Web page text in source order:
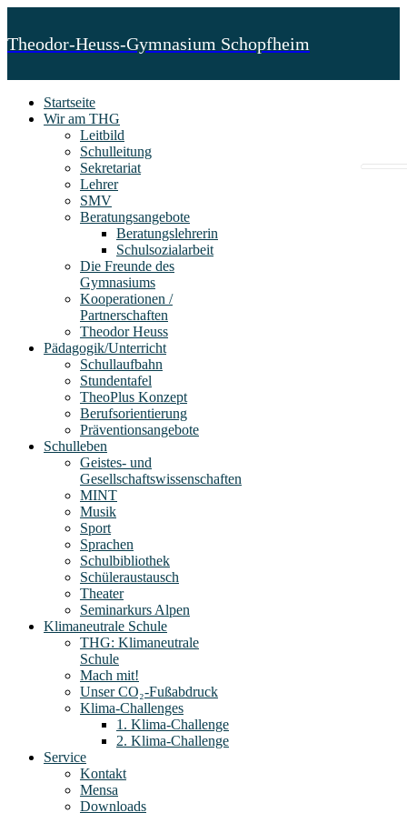
Theodor-Heuss-Gymnasium Schopfheim
Startseite
Wir am THG
Leitbild
Schulleitung
Sekretariat
Lehrer
SMV
Beratungsangebote
Beratungslehrerin
Schulsozialarbeit
Die Freunde des
Gymnasiums
Kooperationen /
Partnerschaften
Theodor Heuss
Pädagogik/Unterricht
Schullaufbahn
Stundentafel
TheoPlus Konzept
Berufsorientierung
Präventionsangebote
Schulleben
Geistes- und
Gesellschaftswissenschaften
MINT
Musik
Sport
Sprachen
Schulbibliothek
Schüleraustausch
Theater
Seminarkurs Alpen
Klimaneutrale Schule
THG: Klimaneutrale
Schule
Mach mit!
Unser CO₂-Fußabdruck
Klima-Challenges
1. Klima-Challenge
2. Klima-Challenge
Service
Kontakt
Mensa
Downloads